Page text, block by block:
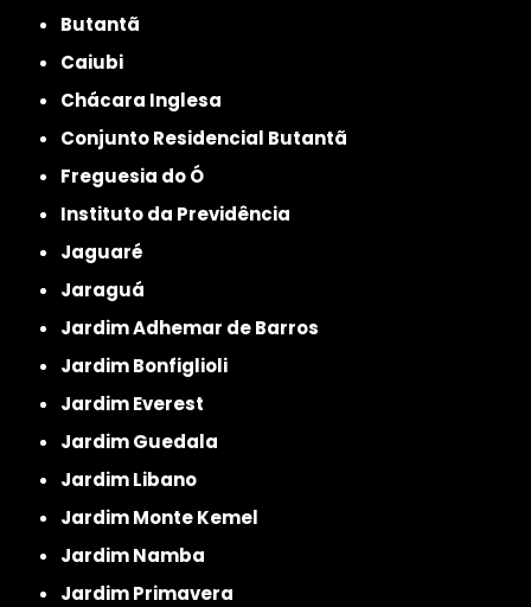
Butantã
Caiubi
Chácara Inglesa
Conjunto Residencial Butantã
Freguesia do Ó
Instituto da Previdência
Jaguaré
Jaraguá
Jardim Adhemar de Barros
Jardim Bonfiglioli
Jardim Everest
Jardim Guedala
Jardim Libano
Jardim Monte Kemel
Jardim Namba
Jardim Primavera